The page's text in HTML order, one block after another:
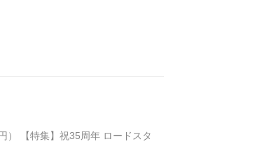
） 【特集】祝35周年 ロードスタ